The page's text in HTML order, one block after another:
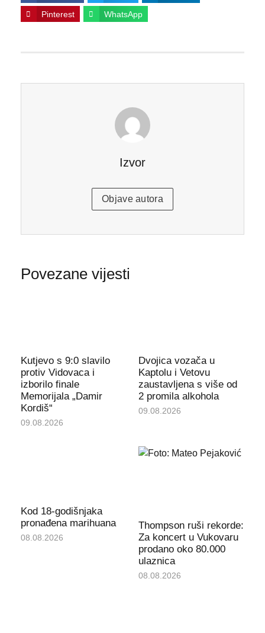
Pinterest WhatsApp
Izvor
Objave autora
Povezane vijesti
Kutjevo s 9:0 slavilo
protiv Vidovaca i
izborilo finale
Memorijala „Damir
Kordiš“
09.08.2026
Dvojica vozača u
Kaptolu i Vetovu
zaustavljena s više od
2 promila alkohola
09.08.2026
Kod 18-godišnjaka
pronađena marihuana
08.08.2026
Thompson ruši rekorde:
Za koncert u Vukovaru
prodano oko 80.000
ulaznica
08.08.2026